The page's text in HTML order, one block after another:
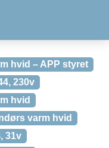
hvid – APP styret
230v
hvid
varm hvid
31v